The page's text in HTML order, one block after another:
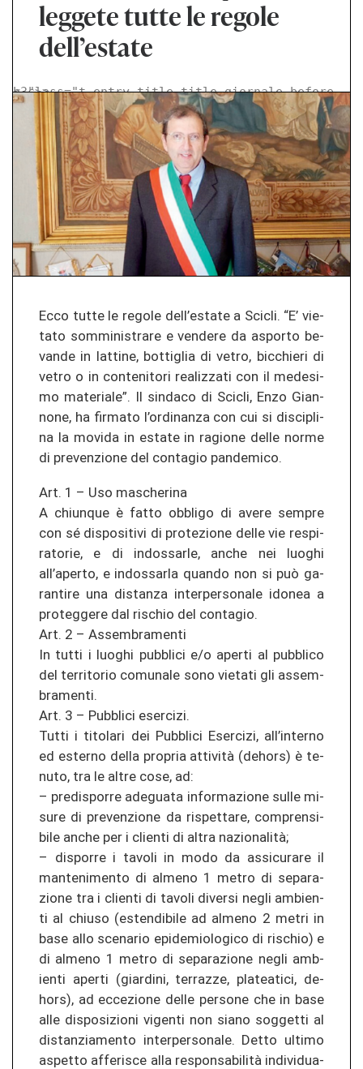
leggete tutte le regole
dell’estate
< class="t-entry-title title-giornale-before h3">>
Ecco tutte le re­go­le dell’es­ta­te a Sci­cli. “E’ vie­
ta­to som­mi­nis­tra­re e ven­de­re da as­por­to be­
van­de in lat­ti­ne, bot­tiglia di vetro, bi­c­chie­ri di
vetro o in con­te­ni­to­ri re­a­li­z­za­ti con il me­de­s­i­
mo ma­te­ria­le”. Il sin­da­co di Sci­cli, Enzo Gi­an­
no­ne, ha fir­ma­to l’or­di­nan­za con cui si dis­ci­pli­
na la mo­vi­da in es­ta­te in ra­gio­ne delle norme
di pre­ve­n­zio­ne del con­ta­gio pan­de­mi­co.
Art. 1 – Uso mas­che­ri­na
A chiun­que è fatto ob­bli­go di avere sem­pre
con sé dis­po­si­ti­vi di pro­te­zio­ne delle vie re­spi­
ra­to­rie, e di in­dos­sar­le, anche nei luo­ghi
all’aper­to, e in­dos­sar­la quan­do non si può ga­
ran­ti­re una di­stan­za in­ter­pe­r­so­na­le ido­nea a
pro­teg­ge­re dal ris­chio del con­ta­gio.
Art. 2 – As­sem­bra­men­ti
In tutti i luo­ghi pu­bbli­ci e/o aper­ti al pu­bbli­co
del ter­ri­to­rio co­mu­na­le sono vie­ta­ti gli as­sem­
bra­men­ti.
Art. 3 – Pu­bbli­ci eser­ci­zi.
Tutti i ti­to­la­ri dei Pu­bbli­ci Eser­ci­zi, all’in­ter­no
ed ester­no della pro­pria attività (de­hors) è te­
nu­to, tra le altre cose, ad:
– pre­dis­por­re ad­egua­ta in­for­ma­zio­ne sulle mi­
su­re di pre­ve­n­zio­ne da ris­pet­ta­re, com­pren­si­
bi­le anche per i clien­ti di altra nazionalità;
– dis­por­re i ta­vo­li in modo da as­si­cu­ra­re il
man­teni­men­to di al­me­no 1 metro di se­pa­ra­
zio­ne tra i clien­ti di ta­vo­li di­ver­si negli amb­ien­
ti al chiuso (es­ten­di­bi­le ad al­me­no 2 metri in
base allo sce­na­rio epi­de­mio­lo­gi­co di ris­chio) e
di al­me­no 1 metro di se­pa­ra­zio­ne negli amb­
ien­ti aper­ti (giar­di­ni, ter­ra­z­ze, pla­tea­ti­ci, de­
hors), ad ec­ce­zio­ne delle per­so­ne che in base
alle dis­po­si­zio­ni vi­gen­ti non siano sogget­ti al
di­stan­zia­men­to in­ter­pe­r­so­na­le. Detto ul­ti­mo
as­pet­to af­fe­ris­ce alla responsabilità in­di­vi­dua­